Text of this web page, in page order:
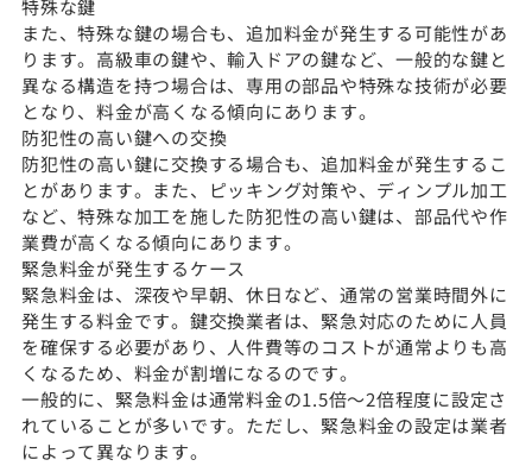
特殊な鍵
また、特殊な鍵の場合も、追加料金が発生する可能性があ
ります。高級車の鍵や、輸入ドアの鍵など、一般的な鍵と
異なる構造を持つ場合は、専用の部品や特殊な技術が必要
となり、料金が高くなる傾向にあります。
防犯性の高い鍵への交換
防犯性の高い鍵に交換する場合も、追加料金が発生するこ
とがあります。また、ピッキング対策や、ディンプル加工
など、特殊な加工を施した防犯性の高い鍵は、部品代や作
業費が高くなる傾向にあります。
緊急料金が発生するケース
緊急料金は、深夜や早朝、休日など、通常の営業時間外に
発生する料金です。鍵交換業者は、緊急対応のために人員
を確保する必要があり、人件費等のコストが通常よりも高
くなるため、料金が割増になるのです。
一般的に、緊急料金は通常料金の1.5倍〜2倍程度に設定さ
れていることが多いです。ただし、緊急料金の設定は業者
によって異なります。